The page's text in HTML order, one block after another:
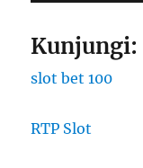
Kunjungi:
slot bet 100
RTP Slot